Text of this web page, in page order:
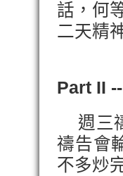
話，何
二天精
Part II
週三
禱告會
不多炒